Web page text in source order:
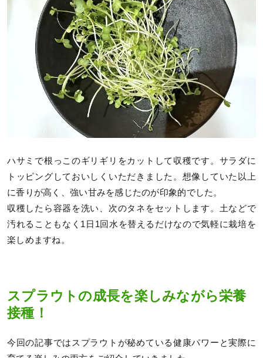
ハサミで根っこのギリギリをカットして収穫です。サラダに
トッピングしておいしくいただきました。想像していた以上
に香りが高く、強い甘みを感じたのが印象的でした。
収穫したら容器を洗い、次のタネをセットします。土などで
汚れることもなく1日1回水を替えるだけなので気軽に栽培を
楽しめますね。
スプラウトの成長を楽しみながら栄養
接種！
今回の記事ではスプラウトが秘めている健康パワーと実際に